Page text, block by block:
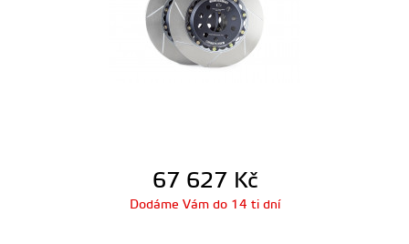
67 627 Kč
Dodáme Vám do 14 ti dní